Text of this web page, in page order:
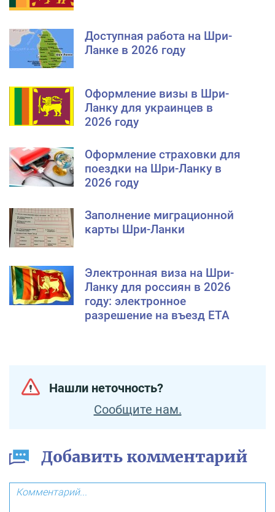
Доступная работа на Шри-
Ланке в 2026 году
Оформление визы в Шри-
Ланку для украинцев в
2026 году
Оформление страховки для
поездки на Шри-Ланку в
2026 году
Заполнение миграционной
карты Шри-Ланки
Электронная виза на Шри-
Ланку для россиян в 2026
году: электронное
разрешение на въезд ЕTA
Нашли неточность?
Сообщите нам.
Добавить комментарий